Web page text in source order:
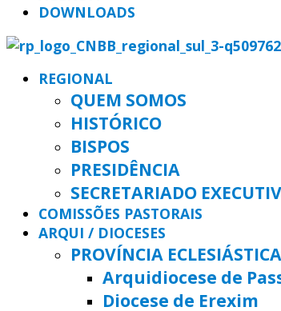
DOWNLOADS
REGIONAL
QUEM SOMOS
HISTÓRICO
BISPOS
PRESIDÊNCIA
SECRETARIADO
COMISSÕES PASTORAIS
ARQUI / DIOCESES
PROVÍNCIA
Arquidiocese de
Diocese de Erexim